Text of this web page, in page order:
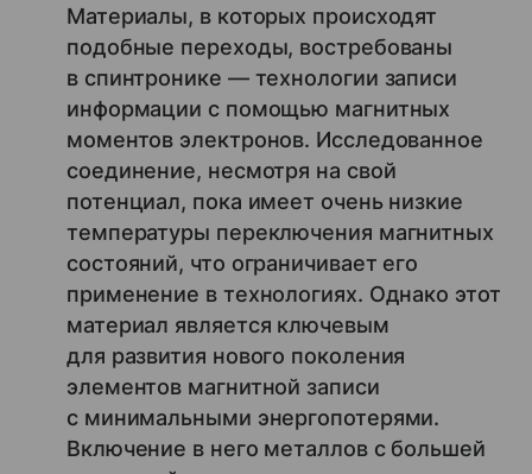
Материалы, в которых происходят
подобные переходы, востребованы
в спинтронике — технологии записи
информации с помощью магнитных
моментов электронов. Исследованное
соединение, несмотря на свой
потенциал, пока имеет очень низкие
температуры переключения магнитных
состояний, что ограничивает его
применение в технологиях. Однако этот
материал является ключевым
для развития нового поколения
элементов магнитной записи
с минимальными энергопотерями.
Включение в него металлов с большей